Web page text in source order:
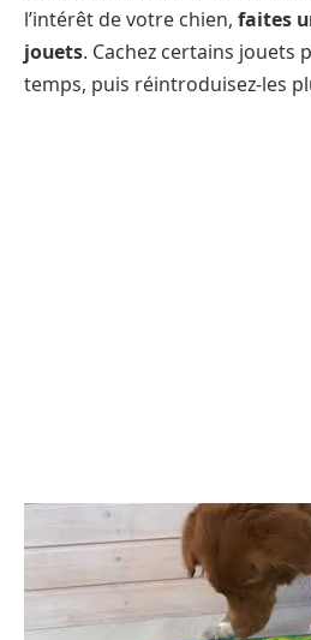
l’intérêt de votre chien, faites
jouets. Cachez certains jouets
temps, puis réintroduisez-les